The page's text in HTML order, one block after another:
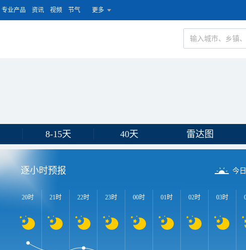
专业产品 资讯 视频 节气 更多
8-15天 40天 雷达图
逐小时预报 今
20时 21时 22时 23时 00时 01时 02时 03时